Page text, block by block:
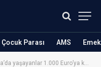
Çocuk Parası AMS
Euro’ya kadar enerji yardımı verilecek | 19 EKİM 2022